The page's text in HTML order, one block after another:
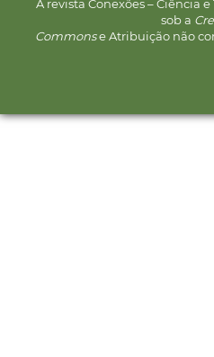
A revista Conexões – Ciência
sob a
Commonse Atribuição não